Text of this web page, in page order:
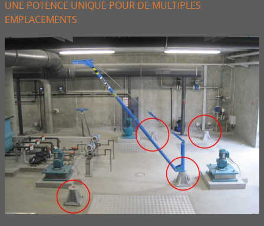
UNE POTENCE UNIQUE POUR DE MULTIPLES
EMPLACEMENTS